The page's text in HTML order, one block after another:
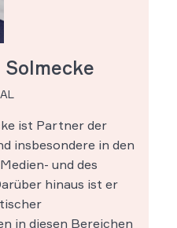
ist Partner der
insbesondere in den
und des
hinaus ist er
in diesen Bereichen